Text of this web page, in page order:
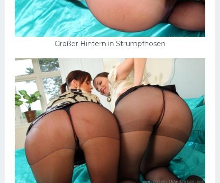
Großer Hintern in Strumpfhosen